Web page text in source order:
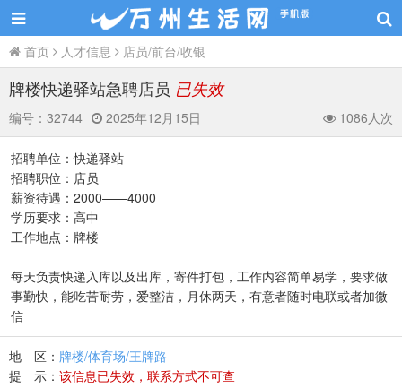
首页 人才信息 店员/前台/收银
牌楼快递驿站急聘店员 已失效
编号： 32744 2025年12月15日 1086人次
招聘单位：快递驿站
招聘职位：店员
薪资待遇：2000——4000
学历要求：高中
工作地点：牌楼
每天负责快递入库以及出库，寄件打包，工作内容简单易学，要求做
事勤快，能吃苦耐劳，爱整洁，月休两天，有意者随时电联或者加微
信
地 区： 牌楼/体育场/王牌路
提 示： 该信息已失效，联系方式不可查